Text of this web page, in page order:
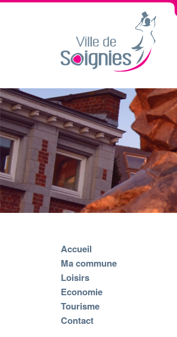
Accueil
Ma commune
Loisirs
Economie
Tourisme
Contact